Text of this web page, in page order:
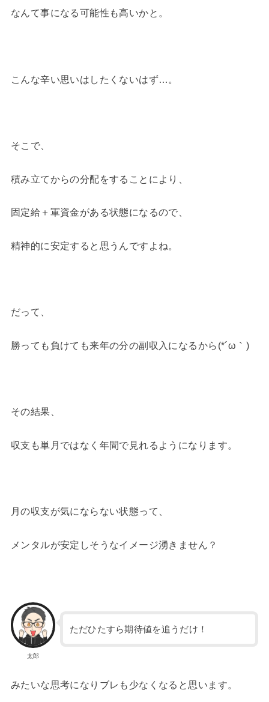
なんて事になる可能性も高いかと。
こんな辛い思いはしたくないはず…。
そこで、
積み立てからの分配をすることにより、
固定給＋軍資金がある状態になるので、
精神的に安定すると思うんですよね。
だって、
勝っても負けても来年の分の副収入になるから(*´ω｀)
その結果、
収支も単月ではなく年間で見れるようになります。
月の収支が気にならない状態って、
メンタルが安定しそうなイメージ湧きません？
太郎
ただひたすら期待値を追うだけ！
みたいな思考になりブレも少なくなると思います。